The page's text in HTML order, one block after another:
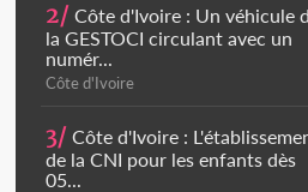
2/ Côte d'Ivoire : Un véhicule
la GESTOCI circulant avec un
numér...
Côte d'Ivoire
3/ Côte d'Ivoire :
de la CNI pour les enfants dès
05...